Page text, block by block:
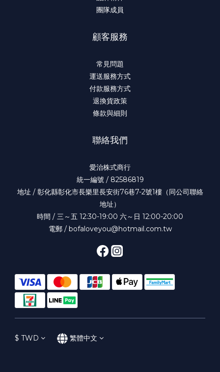
團隊成員
顧客服務
常見問題
運送服務方式
付款服務方式
退換貨政策
條款與細則
聯絡我們
愛治株式商行
統一編號 / 82586819
地址 / 彰化縣彰化市長樂里長安街76巷7-2號1樓（同公司聯絡
地址）
時間 / 三～五 12:30-19:00 六～日 12:00-20:00
電郵 / bofaloveyou@hotmail.com.tw
$ TWD 繁體中文